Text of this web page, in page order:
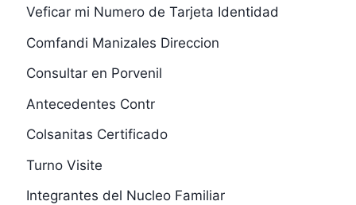
Veficar mi Numero de Tarjeta Identidad
Comfandi Manizales Direccion
Consultar en Porvenil
Antecedentes Contr
Colsanitas Certificado
Turno Visite
Integrantes del Nucleo Familiar